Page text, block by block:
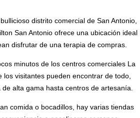
distrito comercial de San Antonio,
San Antonio ofrece una ubicación ideal
disfrutar de una terapia de compras.
minutos de los centros comerciales La
visitantes pueden encontrar de todo,
alta gama hasta centros de artesanía.
comida o bocadillos, hay varias tiendas